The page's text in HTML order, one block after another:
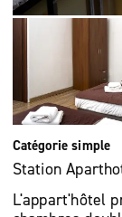
Catégorie simple
Station
L'appart'hôtel